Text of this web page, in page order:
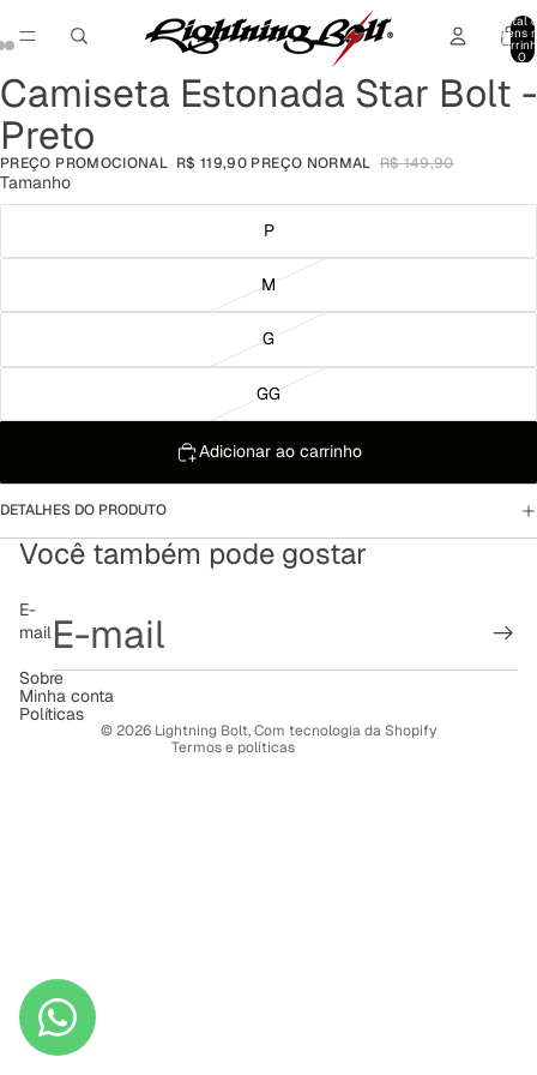
Total
itens
0
Abrir
imagem
em
tela
cheia
Abrir
imagem
em
tela
cheia
Abrir
imagem
em
tela
cheia
Camiseta Estonada Star Bolt -
Preto
PREÇO PROMOCIONAL R$ 119,90 PREÇO NORMAL R$ 149,90
Tamanho
P
M
G
GG
Adicionar ao carrinho
DETALHES DO PRODUTO
Você também pode gostar
E-
mail
Sobre
Minha conta
Políticas
© 2026 Lightning Bolt,Com tecnologia da Shopify
Termos e políticas
Política de privacidade
Termos de serviço
Política de frete